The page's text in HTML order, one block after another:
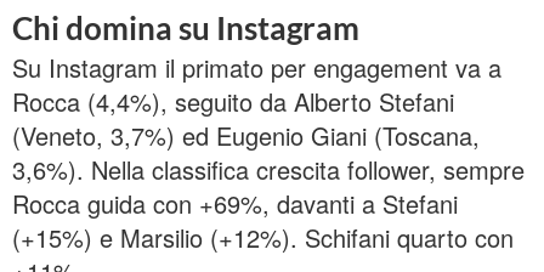
Chi domina su Instagram
Su Instagram il primato per engagement va a
Rocca (4,4%), seguito da Alberto Stefani
(Veneto, 3,7%) ed Eugenio Giani (Toscana,
3,6%). Nella classifica crescita follower, sempre
Rocca guida con +69%, davanti a Stefani
(+15%) e Marsilio (+12%). Schifani quarto con